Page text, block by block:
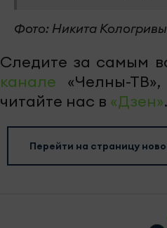
Фото: Никита
Следите за самым
канале «Челны-ТВ»,
читайте нас в «Дзен».
Перейти на страницу